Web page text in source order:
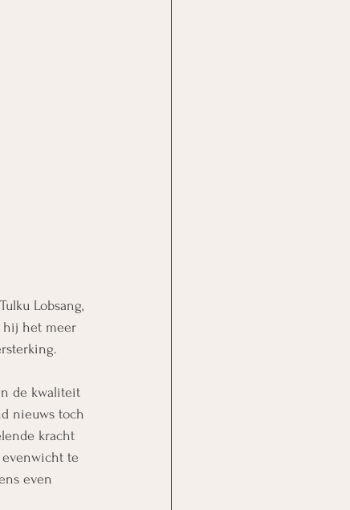
Lobsang,
hij het meer
de kwaliteit
nieuws toch
kracht
te
even